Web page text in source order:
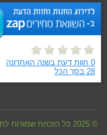
© 2025 כל הזכויות שמורות לחברת המרתף סמבירא ובנו בע"מ